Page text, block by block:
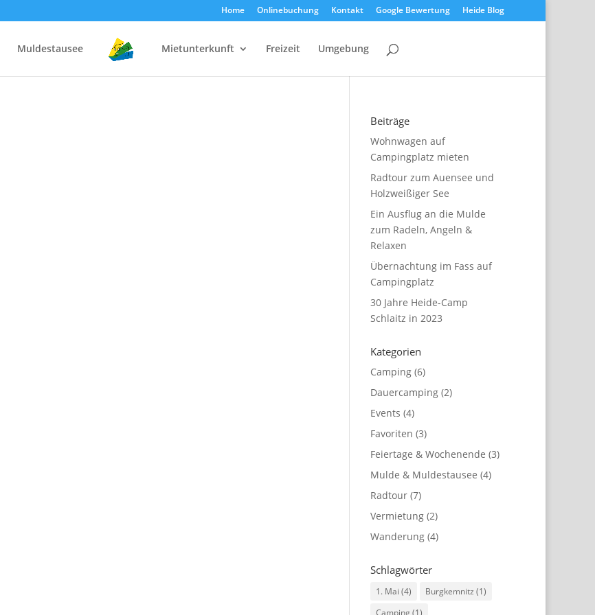
Home Onlinebuchung Kontakt Google Bewertung Heide Blog
Muldestausee Mietunterkunft Freizeit Umgebung
Beiträge
Wohnwagen auf
Campingplatz mieten
Radtour zum Auensee und
Holzweißiger See
Ein Ausflug an die Mulde
zum Radeln, Angeln &
Relaxen
Übernachtung im Fass auf
Campingplatz
30 Jahre Heide-Camp
Schlaitz in 2023
Kategorien
Camping(6)
Dauercamping(2)
Events (4)
Favoriten (3)
Feiertage & Wochenende (3)
Mulde & Muldestausee (4)
Radtour(7)
Vermietung(2)
Wanderung(4)
Schlagwörter
1. Mai (4) Burgkemnitz (1)
Camping(1)